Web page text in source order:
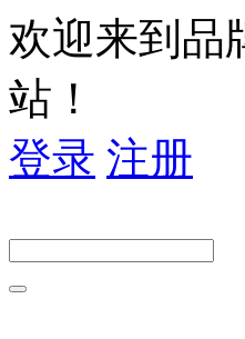
欢迎来到品
站！
登录 注册